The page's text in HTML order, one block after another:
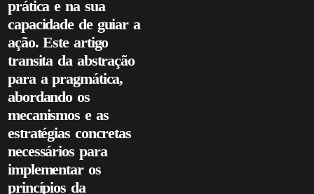
prática e na sua
capacidade de guiar a
ação. Este artigo
transita da abstração
para a pragmática,
abordando os
mecanismos e as
estratégias concretas
necessários para
implementar os
princípios da